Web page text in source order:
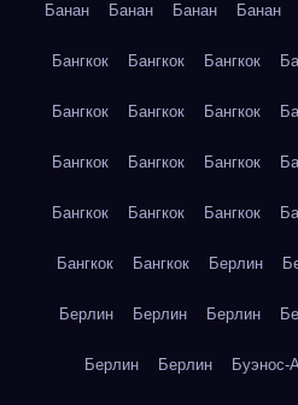
Банан Банан Банан Банан
Бангкок Бангкок Бангкок
Бангкок Бангкок Бангкок
Бангкок Бангкок Бангкок
Бангкок Бангкок Бангкок
Бангкок Бангкок Берлин
Берлин Берлин Берлин
Берлин Берлин Буэнос-